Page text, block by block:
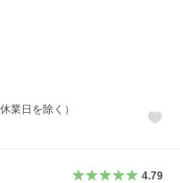
業日を除く）
4.79